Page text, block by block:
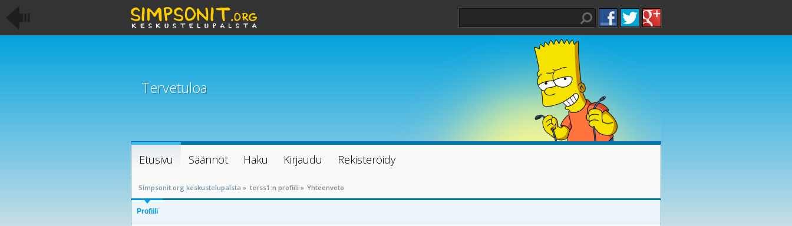
Tervetuloa
Etusivu Säännöt Haku Kirjaudu Rekisteröidy
Simpsonit.org keskustelupalsta » terss1:n profiili » Yhteenveto
Profiili